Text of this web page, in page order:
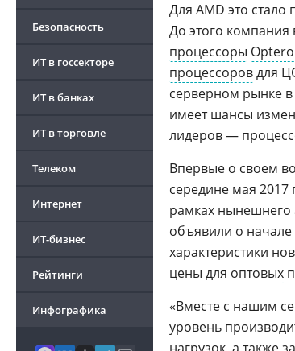
Безопасность
ИТ в госсекторе
ИТ в банках
ИТ в торговле
Телеком
Интернет
ИТ-бизнес
Рейтинги
Инфографика
Для AMD это
До этого компания
процессоры
процессоровдля
серверном рынке в
имеет шансы
лидеров —
Впервые о своем
середине мая 2017
рамках нынешнего
объявили о
характеристики
цены для оптовых
«Вместе с нашим
уровень